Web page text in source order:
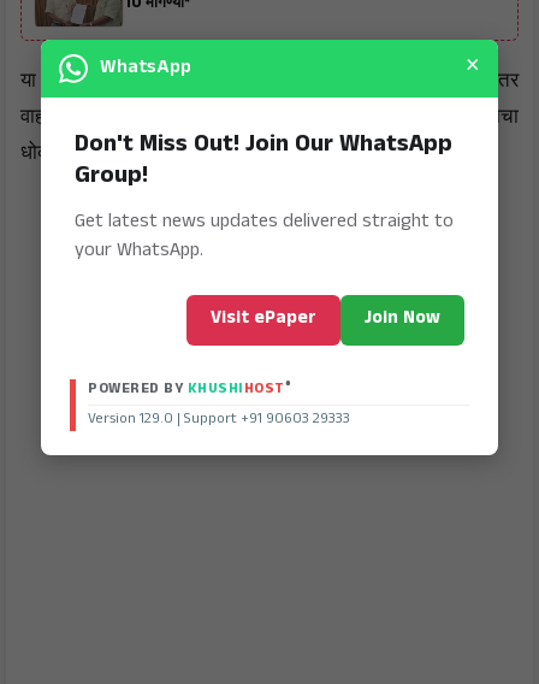
या मार्गावर दररोज हजारो नागरिक, रुग्णवाहिका, शालेय वाहने आणि इतर
वाहनांची ये-जा असते. त्यामुळे रस्त्याच्या खराब स्थितीमुळे अपघाताचा
धोका वाढला असून वाहतुकीवरही परिणाम होत आहे.
WhatsApp ×
Don't Miss Out! Join Our WhatsApp
Group!
Get latest news updates delivered straight to
your WhatsApp.
Visit ePaper Join Now
POWERED BY KHUSHIHOST®
Version 129.0 | Support +91 90603 29333